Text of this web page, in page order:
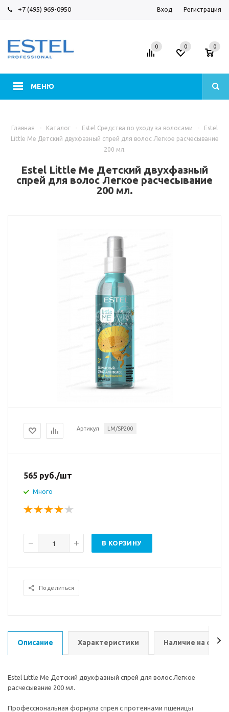
+7 (495) 969-0950 Вход Регистрация
МЕНЮ
0 0 0
Главная - Каталог - Estel Средства по уходу за волосами -
Estel
Little Me Детский двухфазный спрей для волос Легкое расчесывание
200 мл.
Estel Little Me Детский двухфазный
спрей для волос Легкое расчесывание
200 мл.
Артикул LM/SP200
565 руб./шт
Много
В КОРЗИНУ
Поделиться
Описание Характеристики Наличие на
Estel Little Me Детский двухфазный спрей для волос Легкое
расчесывание 200 мл.
Профессиональная формула спрея с протеинами пшеницы